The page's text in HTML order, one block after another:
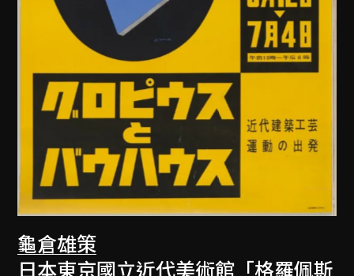
龜倉雄策
日本東京國立近代美術館「格羅佩斯